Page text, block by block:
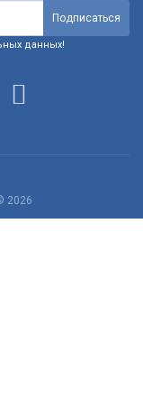
данных!
2026